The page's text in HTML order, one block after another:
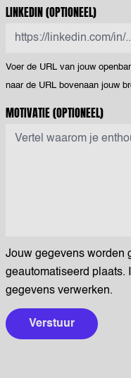
LINKEDIN(OPTIONEEL)
Voer de URL van jouw
naar de URL bovenaan jouw
MOTIVATIE(OPTIONEEL)
Jouw gegevens worden
geautomatiseerd plaats.
gegevens verwerken.
Verstuur